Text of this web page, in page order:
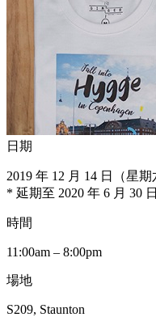
日期
2019 年 12 月 14 日（星
* 延期至 2020 年 6 月 30
時間
11:00am – 8:00pm
場地
S209, Staunton